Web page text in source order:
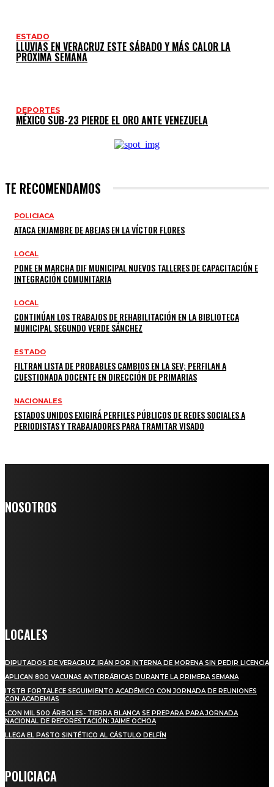
ESTADO
LLUVIAS EN VERACRUZ ESTE SÁBADO Y MÁS CALOR LA
PRÓXIMA SEMANA
DEPORTES
MÉXICO SUB-23 PIERDE EL ORO ANTE VENEZUELA
TE RECOMENDAMOS
POLICIACA
ATACA ENJAMBRE DE ABEJAS EN LA VÍCTOR FLORES
LOCAL
PONE EN MARCHA DIF MUNICIPAL NUEVOS TALLERES DE CAPACITACIÓN E
INTEGRACIÓN COMUNITARIA
LOCAL
CONTINÚAN LOS TRABAJOS DE REHABILITACIÓN EN LA BIBLIOTECA
MUNICIPAL SEGUNDO VERDE SÁNCHEZ
ESTADO
FILTRAN LISTA DE PROBABLES CAMBIOS EN LA SEV; PERFILAN A
CUESTIONADA DOCENTE EN DIRECCIÓN DE PRIMARIAS
NACIONALES
ESTADOS UNIDOS EXIGIRÁ PERFILES PÚBLICOS DE REDES SOCIALES A
PERIODISTAS Y TRABAJADORES PARA TRAMITAR VISADO
NOSOTROS
LOCALES
DIPUTADOS DE VERACRUZ IRÁN POR INTERNA DE MORENA SIN PEDIR LICENCIA
APLICAN 800 VACUNAS ANTIRRÁBICAS DURANTE LA PRIMERA SEMANA
ITSTB FORTALECE SEGUIMIENTO ACADÉMICO CON JORNADA DE REUNIONES
CON ACADEMIAS
-CON MIL 500 ÁRBOLES- TIERRA BLANCA SE PREPARA PARA JORNADA
NACIONAL DE REFORESTACIÓN: JAIME OCHOA
LLEGA EL PASTO SINTÉTICO AL CÁSTULO DELFÍN
POLICIACA